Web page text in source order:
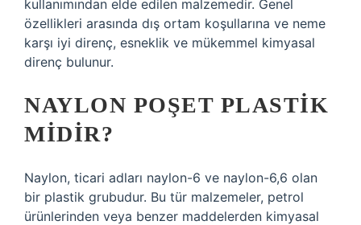
kullanımından elde edilen malzemedir. Genel
özellikleri arasında dış ortam koşullarına ve neme
karşı iyi direnç, esneklik ve mükemmel kimyasal
direnç bulunur.
NAYLON POŞET PLASTIK
MIDIR?
Naylon, ticari adları naylon-6 ve naylon-6,6 olan
bir plastik grubudur. Bu tür malzemeler, petrol
ürünlerinden veya benzer maddelerden kimyasal